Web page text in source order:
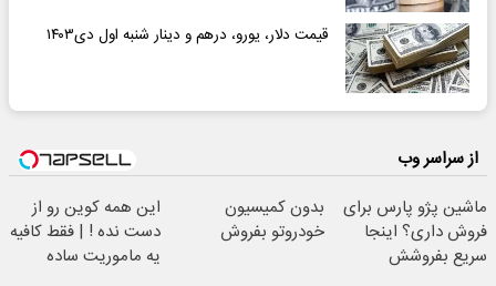
قیمت دلار، یورو، درهم و دینار شنبه اول دی۱۴۰۳
از سراسر وب
ماشین پژو پارس برای
فروش داری؟ اینجا
سریع بفروشش
بدون کمیسیون
خودروتو بفروش
این همه کوین رو از
دست نده ! | فقط کافیه
یه ماموریت ساده